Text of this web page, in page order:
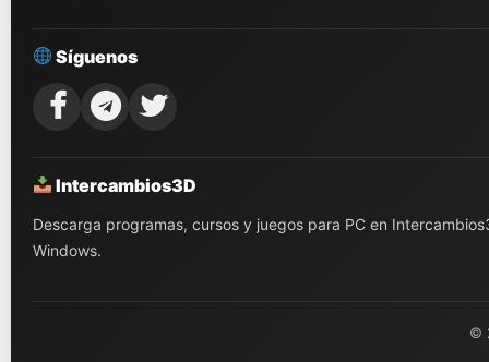
Síguenos
Intercambios3D
Descarga programas, cursos y juegos para PC en
Windows.
©